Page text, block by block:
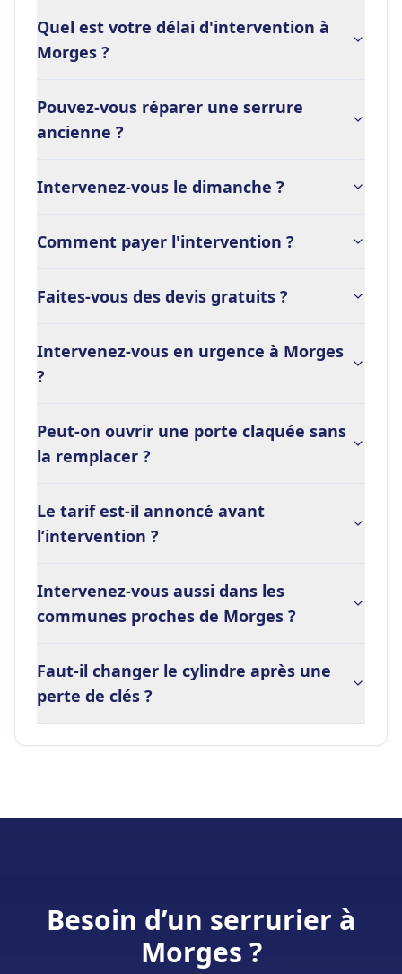
Quel est votre délai d'intervention à
Morges ?
Pouvez-vous réparer une serrure
ancienne ?
Intervenez-vous le dimanche ?
Comment payer l'intervention ?
Faites-vous des devis gratuits ?
Intervenez-vous en urgence à Morges
?
Peut-on ouvrir une porte claquée sans
la remplacer ?
Le tarif est-il annoncé avant
l’intervention ?
Intervenez-vous aussi dans les
communes proches de Morges ?
Faut-il changer le cylindre après une
perte de clés ?
Besoin d’un serrurier à
Morges ?